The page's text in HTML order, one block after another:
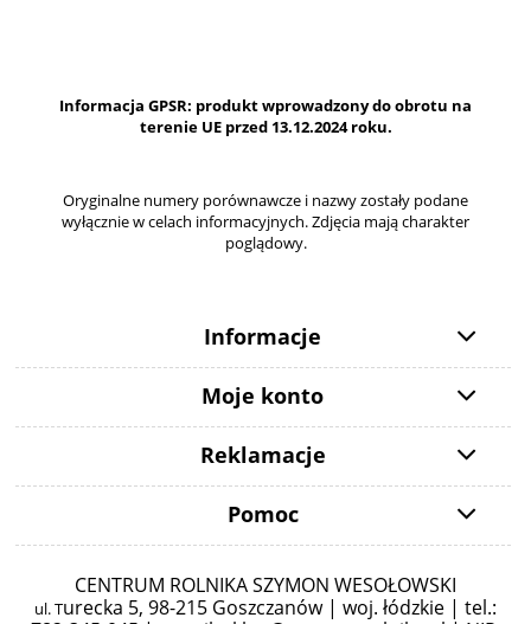
Informacja GPSR: produkt wprowadzony do obrotu na
terenie UE przed 13.12.2024 roku.
Oryginalne numery porównawcze i nazwy zostały podane
wyłącznie w celach informacyjnych. Zdjęcia mają charakter
poglądowy.
Informacje
Moje konto
Reklamacje
Pomoc
CENTRUM ROLNIKA SZYMON WESOŁOWSKI
ul. Turecka 5, 98-215 Goszczanów | woj. łódzkie | tel.: